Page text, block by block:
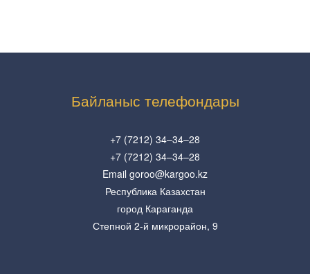
Байланыс телефондары
+7 (7212) 34–34–28
+7 (7212) 34–34–28
Email goroo@kargoo.kz
Республика Казахстан
город Караганда
Степной 2-й микрорайон, 9